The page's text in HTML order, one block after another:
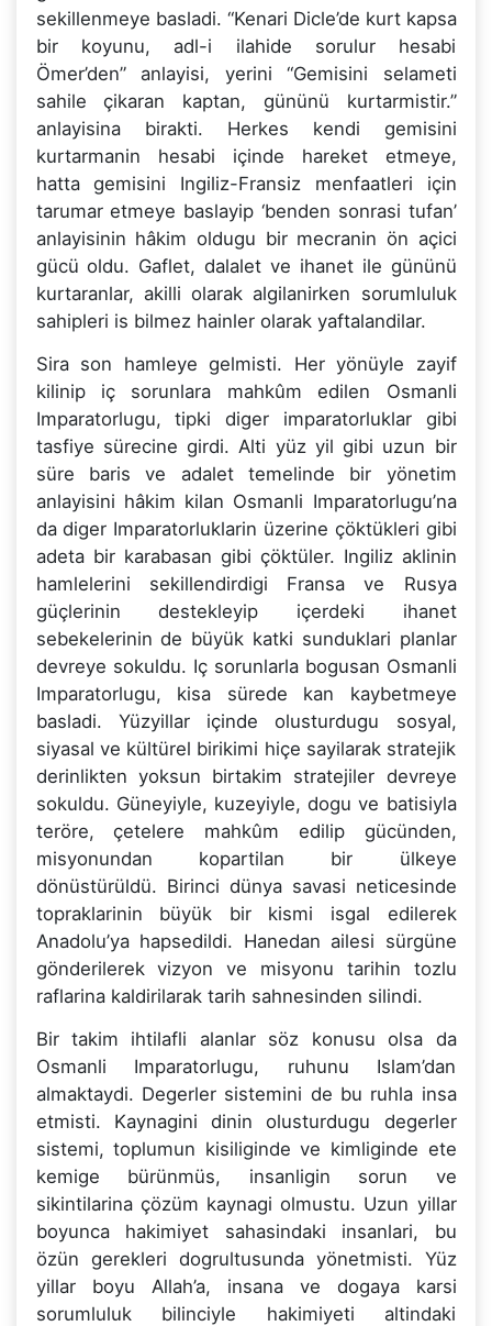
sekillenmeye basladi. “Kenari Dicle’de kurt kapsa
bir koyunu, adl-i ilahide sorulur hesabi
Ömer’den” anlayisi, yerini “Gemisini selameti
sahile çikaran kaptan, gününü kurtarmistir.”
anlayisina birakti. Herkes kendi gemisini
kurtarmanin hesabi içinde hareket etmeye,
hatta gemisini Ingiliz-Fransiz menfaatleri için
tarumar etmeye baslayip ‘benden sonrasi tufan’
anlayisinin hâkim oldugu bir mecranin ön açici
gücü oldu. Gaflet, dalalet ve ihanet ile gününü
kurtaranlar, akilli olarak algilanirken sorumluluk
sahipleri is bilmez hainler olarak yaftalandilar.
Sira son hamleye gelmisti. Her yönüyle zayif
kilinip iç sorunlara mahkûm edilen Osmanli
Imparatorlugu, tipki diger imparatorluklar gibi
tasfiye sürecine girdi. Alti yüz yil gibi uzun bir
süre baris ve adalet temelinde bir yönetim
anlayisini hâkim kilan Osmanli Imparatorlugu’na
da diger Imparatorluklarin üzerine çöktükleri gibi
adeta bir karabasan gibi çöktüler. Ingiliz aklinin
hamlelerini sekillendirdigi Fransa ve Rusya
güçlerinin destekleyip içerdeki ihanet
sebekelerinin de büyük katki sunduklari planlar
devreye sokuldu. Iç sorunlarla bogusan Osmanli
Imparatorlugu, kisa sürede kan kaybetmeye
basladi. Yüzyillar içinde olusturdugu sosyal,
siyasal ve kültürel birikimi hiçe sayilarak stratejik
derinlikten yoksun birtakim stratejiler devreye
sokuldu. Güneyiyle, kuzeyiyle, dogu ve batisiyla
teröre, çetelere mahkûm edilip gücünden,
misyonundan kopartilan bir ülkeye
dönüstürüldü. Birinci dünya savasi neticesinde
topraklarinin büyük bir kismi isgal edilerek
Anadolu’ya hapsedildi. Hanedan ailesi sürgüne
gönderilerek vizyon ve misyonu tarihin tozlu
raflarina kaldirilarak tarih sahnesinden silindi.
Bir takim ihtilafli alanlar söz konusu olsa da
Osmanli Imparatorlugu, ruhunu Islam’dan
almaktaydi. Degerler sistemini de bu ruhla insa
etmisti. Kaynagini dinin olusturdugu degerler
sistemi, toplumun kisiliginde ve kimliginde ete
kemige bürünmüs, insanligin sorun ve
sikintilarina çözüm kaynagi olmustu. Uzun yillar
boyunca hakimiyet sahasindaki insanlari, bu
özün gerekleri dogrultusunda yönetmisti. Yüz
yillar boyu Allah’a, insana ve dogaya karsi
sorumluluk bilinciyle hakimiyeti altindaki